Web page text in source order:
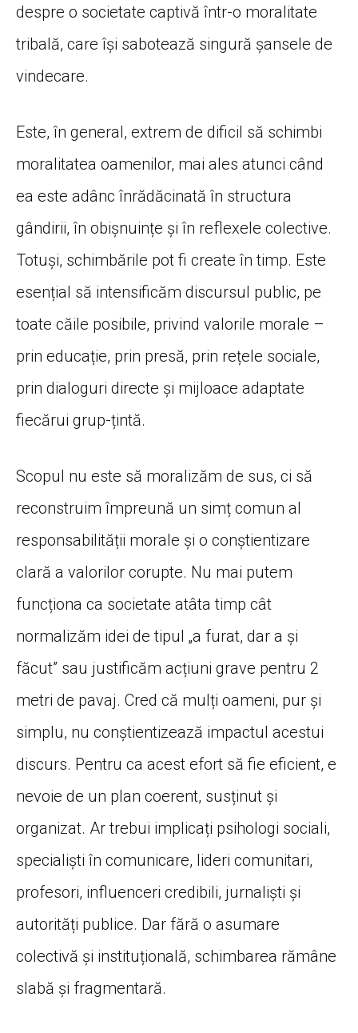
despre o societate captivă într-o moralitate
tribală, care își sabotează singură șansele de
vindecare.
Este, în general, extrem de dificil să schimbi
moralitatea oamenilor, mai ales atunci când
ea este adânc înrădăcinată în structura
gândirii, în obișnuințe și în reflexele colective.
Totuși, schimbările pot fi create în timp. Este
esențial să intensificăm discursul public, pe
toate căile posibile, privind valorile morale –
prin educație, prin presă, prin rețele sociale,
prin dialoguri directe și mijloace adaptate
fiecărui grup-țintă.
Scopul nu este să moralizăm de sus, ci să
reconstruim împreună un simț comun al
responsabilității morale și o conștientizare
clară a valorilor corupte. Nu mai putem
funcționa ca societate atâta timp cât
normalizăm idei de tipul „a furat, dar a și
făcut” sau justificăm acțiuni grave pentru 2
metri de pavaj. Cred că mulți oameni, pur și
simplu, nu conștientizează impactul acestui
discurs. Pentru ca acest efort să fie eficient, e
nevoie de un plan coerent, susținut și
organizat. Ar trebui implicați psihologi sociali,
specialiști în comunicare, lideri comunitari,
profesori, influenceri credibili, jurnaliști și
autorități publice. Dar fără o asumare
colectivă și instituțională, schimbarea rămâne
slabă și fragmentară.